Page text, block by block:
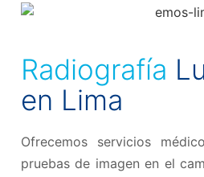
Radiografía
en Lima
Ofrecemos servicios
pruebas de imagen en el